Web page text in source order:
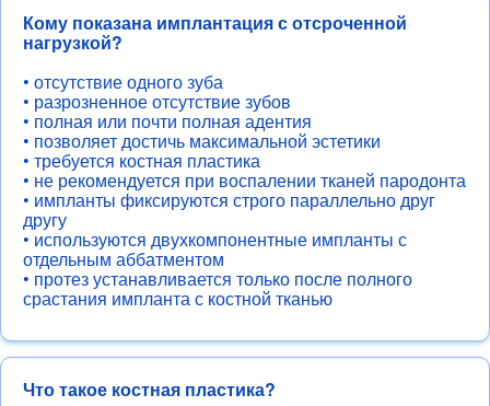
Кому показана имплантация с отсроченной
нагрузкой?
• отсутствие одного зуба
• разрозненное отсутствие зубов
• полная или почти полная адентия
• позволяет достичь максимальной эстетики
• требуется костная пластика
• не рекомендуется при воспалении тканей пародонта
• импланты фиксируются строго параллельно друг
другу
• используются двухкомпонентные импланты с
отдельным аббатментом
• протез устанавливается только после полного
срастания импланта с костной тканью
Что такое костная пластика?